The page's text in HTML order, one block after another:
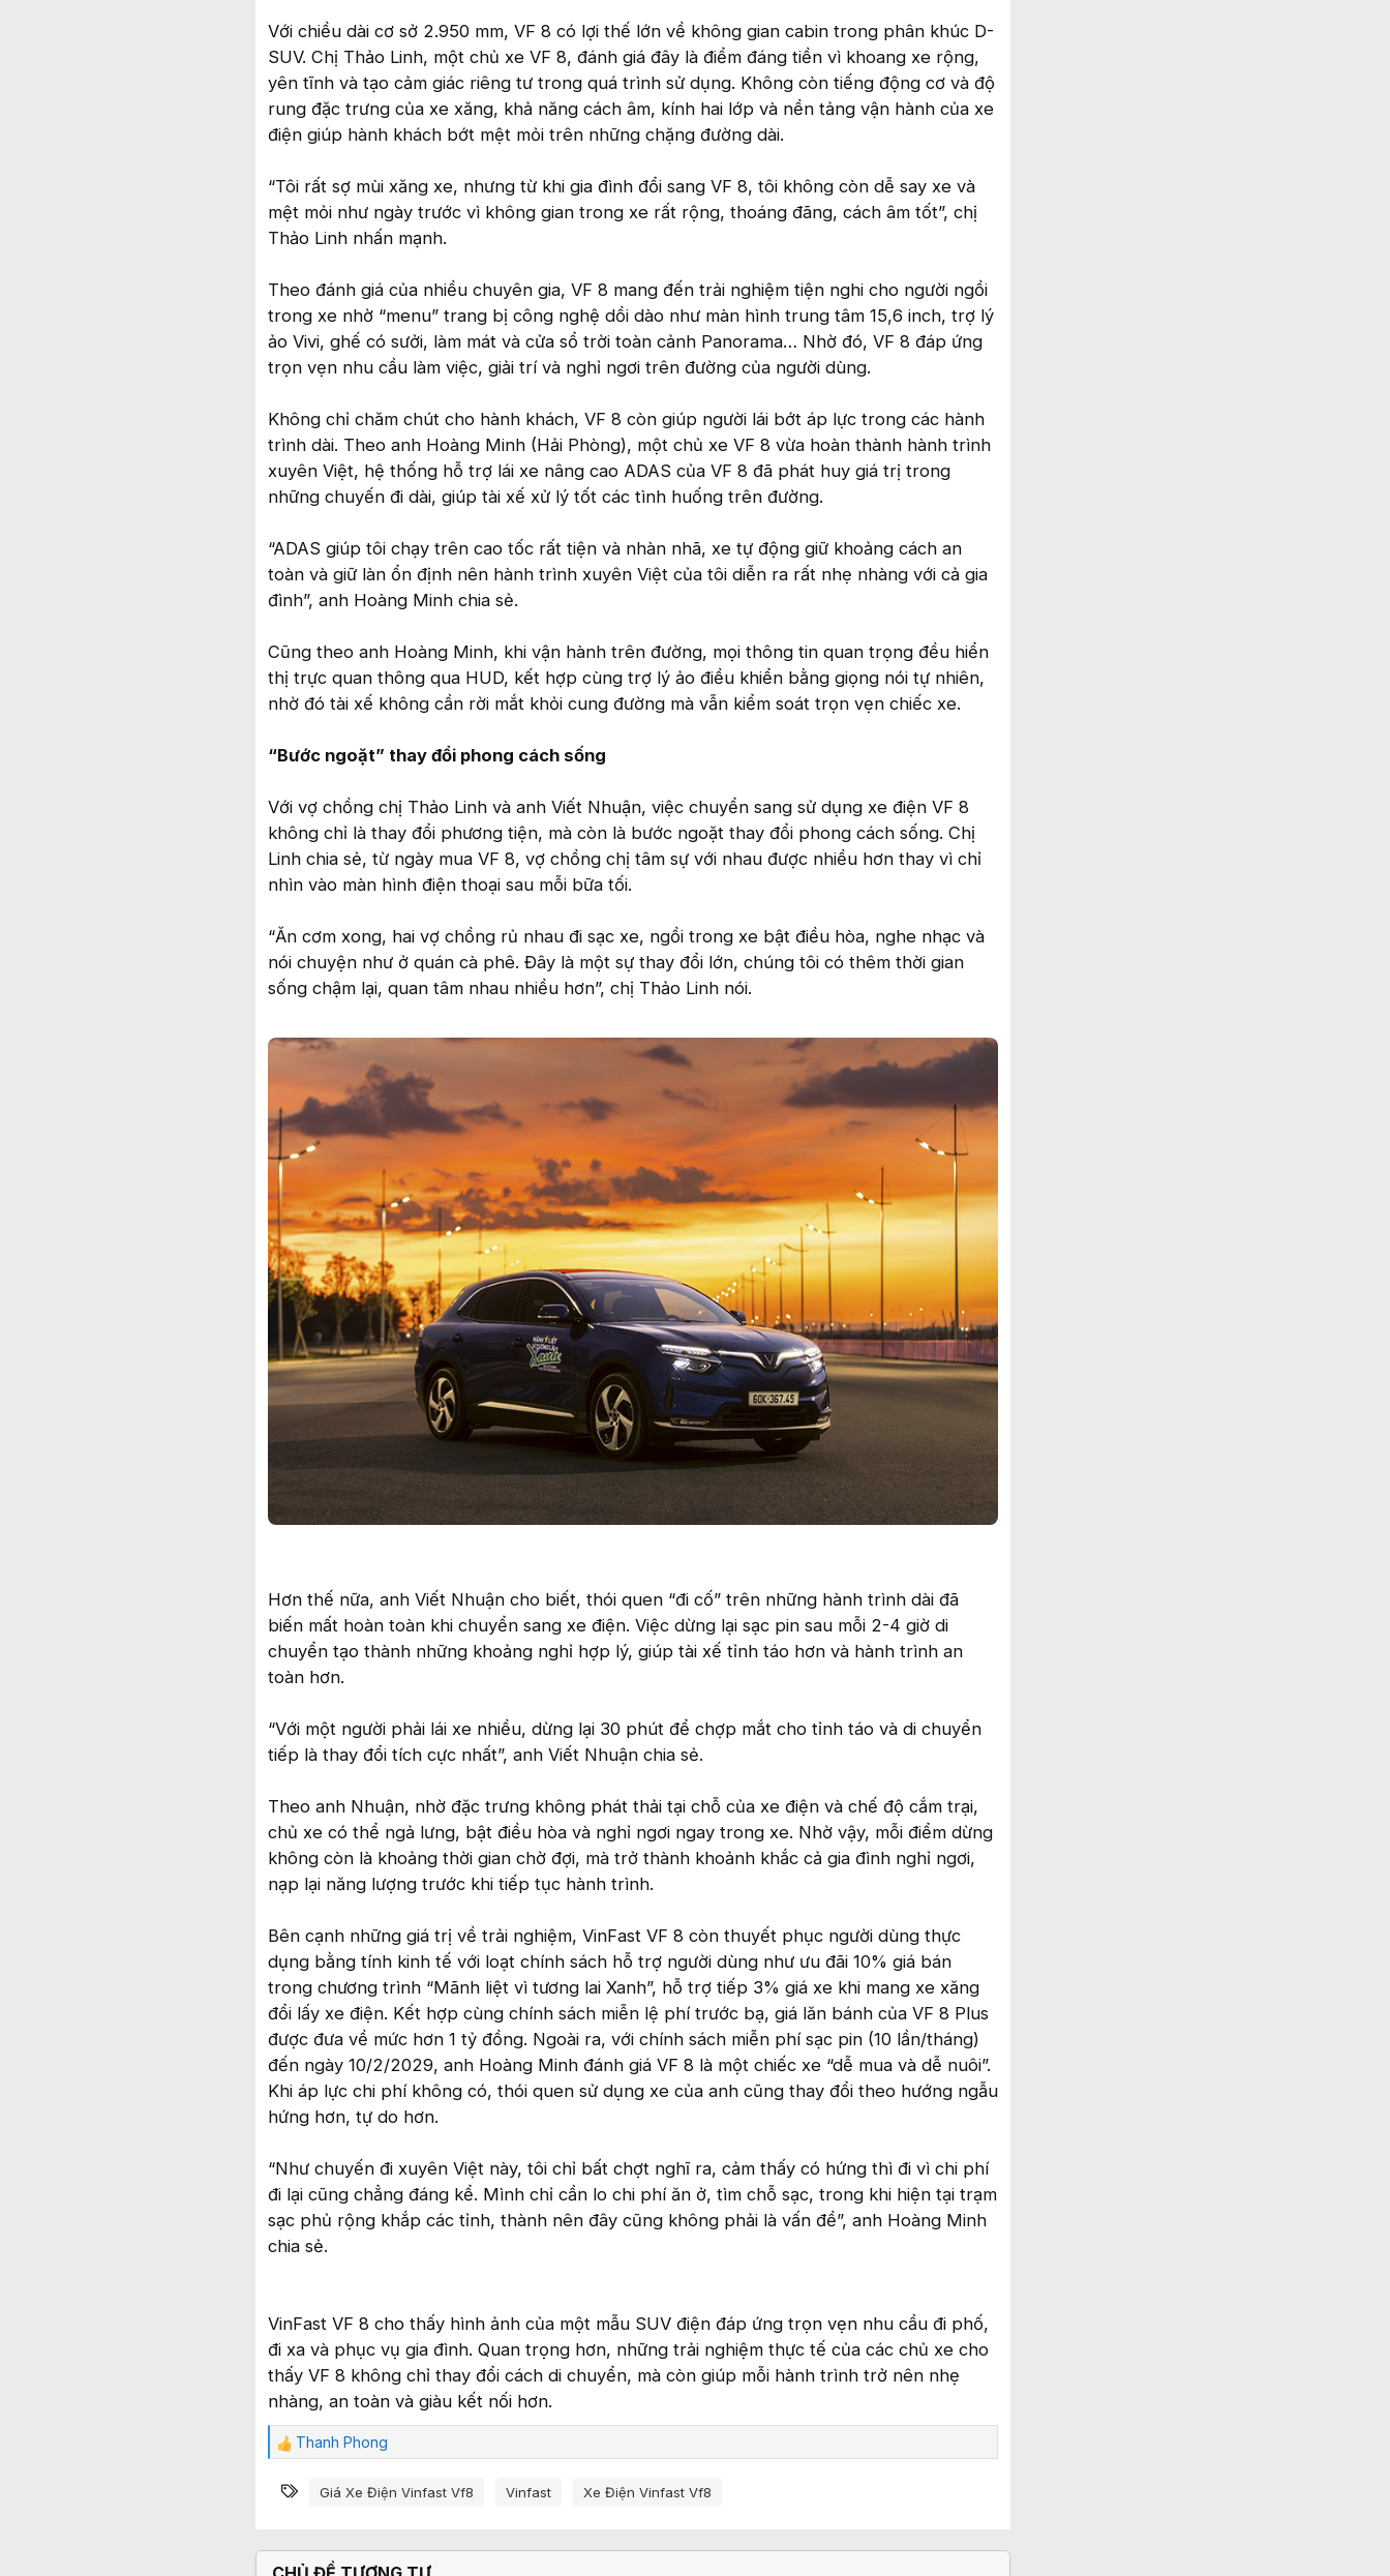
Với chiều dài cơ sở 2.950 mm, VF 8 có lợi thế lớn về không gian cabin trong phân khúc D-
SUV. Chị Thảo Linh, một chủ xe VF 8, đánh giá đây là điểm đáng tiền vì khoang xe rộng,
yên tĩnh và tạo cảm giác riêng tư trong quá trình sử dụng. Không còn tiếng động cơ và độ
rung đặc trưng của xe xăng, khả năng cách âm, kính hai lớp và nền tảng vận hành của xe
điện giúp hành khách bớt mệt mỏi trên những chặng đường dài.
“Tôi rất sợ mùi xăng xe, nhưng từ khi gia đình đổi sang VF 8, tôi không còn dễ say xe và
mệt mỏi như ngày trước vì không gian trong xe rất rộng, thoáng đãng, cách âm tốt”, chị
Thảo Linh nhấn mạnh.
Theo đánh giá của nhiều chuyên gia, VF 8 mang đến trải nghiệm tiện nghi cho người ngồi
trong xe nhờ “menu” trang bị công nghệ dồi dào như màn hình trung tâm 15,6 inch, trợ lý
ảo Vivi, ghế có sưởi, làm mát và cửa sổ trời toàn cảnh Panorama… Nhờ đó, VF 8 đáp ứng
trọn vẹn nhu cầu làm việc, giải trí và nghỉ ngơi trên đường của người dùng.
Không chỉ chăm chút cho hành khách, VF 8 còn giúp người lái bớt áp lực trong các hành
trình dài. Theo anh Hoàng Minh (Hải Phòng), một chủ xe VF 8 vừa hoàn thành hành trình
xuyên Việt, hệ thống hỗ trợ lái xe nâng cao ADAS của VF 8 đã phát huy giá trị trong
những chuyến đi dài, giúp tài xế xử lý tốt các tình huống trên đường.
“ADAS giúp tôi chạy trên cao tốc rất tiện và nhàn nhã, xe tự động giữ khoảng cách an
toàn và giữ làn ổn định nên hành trình xuyên Việt của tôi diễn ra rất nhẹ nhàng với cả gia
đình”, anh Hoàng Minh chia sẻ.
Cũng theo anh Hoàng Minh, khi vận hành trên đường, mọi thông tin quan trọng đều hiển
thị trực quan thông qua HUD, kết hợp cùng trợ lý ảo điều khiển bằng giọng nói tự nhiên,
nhờ đó tài xế không cần rời mắt khỏi cung đường mà vẫn kiểm soát trọn vẹn chiếc xe.
“Bước ngoặt” thay đổi phong cách sống
Với vợ chồng chị Thảo Linh và anh Viết Nhuận, việc chuyển sang sử dụng xe điện VF 8
không chỉ là thay đổi phương tiện, mà còn là bước ngoặt thay đổi phong cách sống. Chị
Linh chia sẻ, từ ngày mua VF 8, vợ chồng chị tâm sự với nhau được nhiều hơn thay vì chỉ
nhìn vào màn hình điện thoại sau mỗi bữa tối.
“Ăn cơm xong, hai vợ chồng rủ nhau đi sạc xe, ngồi trong xe bật điều hòa, nghe nhạc và
nói chuyện như ở quán cà phê. Đây là một sự thay đổi lớn, chúng tôi có thêm thời gian
sống chậm lại, quan tâm nhau nhiều hơn”, chị Thảo Linh nói.
Hơn thế nữa, anh Viết Nhuận cho biết, thói quen “đi cố” trên những hành trình dài đã
biến mất hoàn toàn khi chuyển sang xe điện. Việc dừng lại sạc pin sau mỗi 2-4 giờ di
chuyển tạo thành những khoảng nghỉ hợp lý, giúp tài xế tỉnh táo hơn và hành trình an
toàn hơn.
“Với một người phải lái xe nhiều, dừng lại 30 phút để chợp mắt cho tỉnh táo và di chuyển
tiếp là thay đổi tích cực nhất”, anh Viết Nhuận chia sẻ.
Theo anh Nhuận, nhờ đặc trưng không phát thải tại chỗ của xe điện và chế độ cắm trại,
chủ xe có thể ngả lưng, bật điều hòa và nghỉ ngơi ngay trong xe. Nhờ vậy, mỗi điểm dừng
không còn là khoảng thời gian chờ đợi, mà trở thành khoảnh khắc cả gia đình nghỉ ngơi,
nạp lại năng lượng trước khi tiếp tục hành trình.
Bên cạnh những giá trị về trải nghiệm, VinFast VF 8 còn thuyết phục người dùng thực
dụng bằng tính kinh tế với loạt chính sách hỗ trợ người dùng như ưu đãi 10% giá bán
trong chương trình “Mãnh liệt vì tương lai Xanh”, hỗ trợ tiếp 3% giá xe khi mang xe xăng
đổi lấy xe điện. Kết hợp cùng chính sách miễn lệ phí trước bạ, giá lăn bánh của VF 8 Plus
được đưa về mức hơn 1 tỷ đồng. Ngoài ra, với chính sách miễn phí sạc pin (10 lần/tháng)
đến ngày 10/2/2029, anh Hoàng Minh đánh giá VF 8 là một chiếc xe “dễ mua và dễ nuôi”.
Khi áp lực chi phí không có, thói quen sử dụng xe của anh cũng thay đổi theo hướng ngẫu
hứng hơn, tự do hơn.
“Như chuyến đi xuyên Việt này, tôi chỉ bất chợt nghĩ ra, cảm thấy có hứng thì đi vì chi phí
đi lại cũng chẳng đáng kể. Mình chỉ cần lo chi phí ăn ở, tìm chỗ sạc, trong khi hiện tại trạm
sạc phủ rộng khắp các tỉnh, thành nên đây cũng không phải là vấn đề”, anh Hoàng Minh
chia sẻ.
VinFast VF 8 cho thấy hình ảnh của một mẫu SUV điện đáp ứng trọn vẹn nhu cầu đi phố,
đi xa và phục vụ gia đình. Quan trọng hơn, những trải nghiệm thực tế của các chủ xe cho
thấy VF 8 không chỉ thay đổi cách di chuyển, mà còn giúp mỗi hành trình trở nên nhẹ
nhàng, an toàn và giàu kết nối hơn.
C
m
c
:
Thanh Phong
Từ khóa
Giá Xe Điện Vinfast Vf8 Vinfast Xe Điện Vinfast Vf8